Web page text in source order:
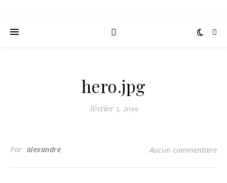
hero.jpg
février 3, 2019
Par alexandre Aucun commentaire